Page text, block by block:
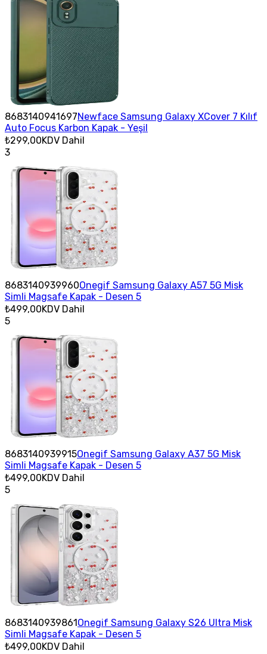
8683140941697Newface Samsung Galaxy XCover 7 Kılıf
Auto Focus Karbon Kapak - Yeşil
₺299,00KDV Dahil
3
8683140939960Onegif Samsung Galaxy A57 5G Misk
Simli Magsafe Kapak - Desen 5
₺499,00KDV Dahil
5
8683140939915Onegif Samsung Galaxy A37 5G Misk
Simli Magsafe Kapak - Desen 5
₺499,00KDV Dahil
5
8683140939861Onegif Samsung Galaxy S26 Ultra Misk
Simli Magsafe Kapak - Desen 5
₺499,00KDV Dahil